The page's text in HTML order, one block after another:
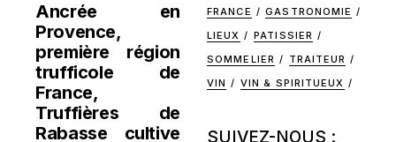
Ancrée en
Provence,
première région
trufficole de
France,
Truffières de
Rabasse cultive
FRANCE
GASTRONOMIE
LIEUX
PATISSIER
SOMMELIER
TRAITEUR
VIN
VIN & SPIRITUEUX
SUIVEZ-NOUS :